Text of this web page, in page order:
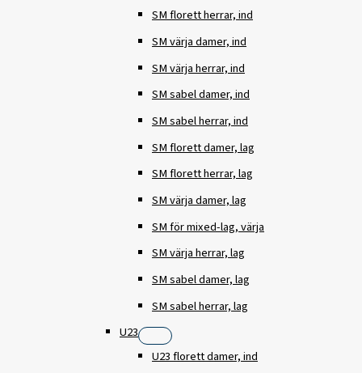
SM florett herrar, ind
SM värja damer, ind
SM värja herrar, ind
SM sabel damer, ind
SM sabel herrar, ind
SM florett damer, lag
SM florett herrar, lag
SM värja damer, lag
SM för mixed-lag, värja
SM värja herrar, lag
SM sabel damer, lag
SM sabel herrar, lag
U23
U23 florett damer, ind